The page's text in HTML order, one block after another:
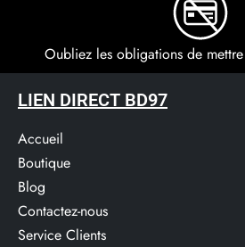
Oubliez les obligations de
LIEN DIRECT BD97
Accueil
Boutique
Blog
Contactez-nous
Service Clients​